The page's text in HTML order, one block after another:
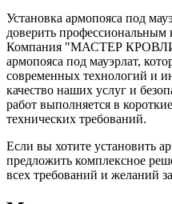
Установка армопояса под
доверить
Компания "МАСТЕР КРОВЛИ"
армопояса под мауэрлат,
современных технологий и
качество наших услуг и
работ выполняется в
технических требований.
Если вы хотите установить
предложить комплексное
всех требований и желаний